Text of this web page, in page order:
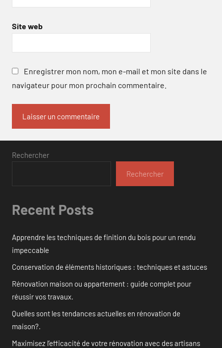
Site web
Enregistrer mon nom, mon e-mail et mon site dans le
navigateur pour mon prochain commentaire.
Rechercher
Rechercher
Recent Posts
Apprendre les techniques de finition du bois pour un rendu
impeccable
Conservation de éléments historiques : techniques et astuces
Rénovation maison ou appartement : guide complet pour
réussir vos travaux.
Quelles sont les tendances actuelles en rénovation de
maison?.
Maximisez l’efficacité de votre rénovation avec des artisans